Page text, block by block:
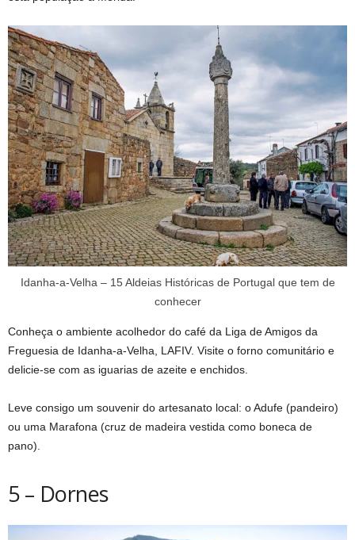
Idanha-a-Velha – 15 Aldeias Históricas de Portugal que tem de
conhecer
Conheça o ambiente acolhedor do café da Liga de Amigos da
Freguesia de Idanha-a-Velha, LAFIV. Visite o forno comunitário e
delicie-se com as iguarias de azeite e enchidos.
Leve consigo um souvenir do artesanato local: o Adufe (pandeiro)
ou uma Marafona (cruz de madeira vestida como boneca de
pano).
5 – Dornes